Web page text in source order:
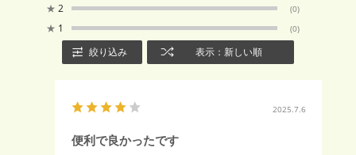
★ 2 (0)
★ 1 (0)
絞り込み 表示：新しい順
2025.7.6
便利で良かったです